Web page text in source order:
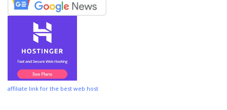
affiliate link for the best web host